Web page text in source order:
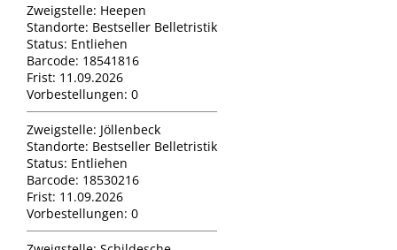
Zweigstelle: Heepen
Standorte: Bestseller Belletristik
Status: Entliehen
Barcode: 18541816
Frist: 11.09.2026
Vorbestellungen: 0
Zweigstelle: Jöllenbeck
Standorte: Bestseller Belletristik
Status: Entliehen
Barcode: 18530216
Frist: 11.09.2026
Vorbestellungen: 0